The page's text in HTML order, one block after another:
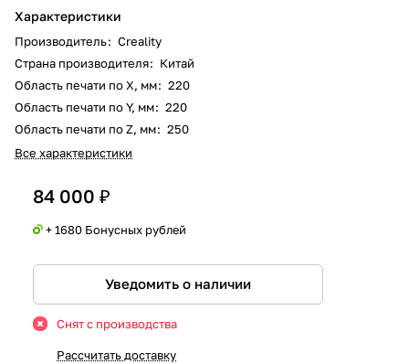
Характеристики
Производитель: Creality
Страна производителя: Китай
Область печати по X, мм: 220
Область печати по Y, мм: 220
Область печати по Z, мм: 250
Все характеристики
84 000 ₽
+ 1680 Бонусных рублей
Уведомить о наличии
Снят с производства
Рассчитать доставку